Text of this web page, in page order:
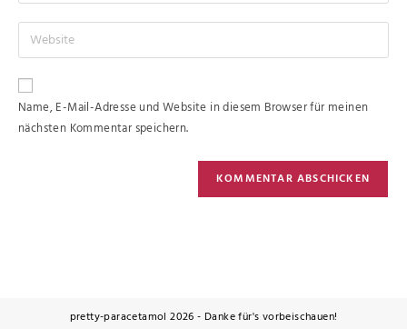
Name, E-Mail-Adresse und Website in diesem Browser für meinen
nächsten Kommentar speichern.
pretty-paracetamol 2026 - Danke für's vorbeischauen!